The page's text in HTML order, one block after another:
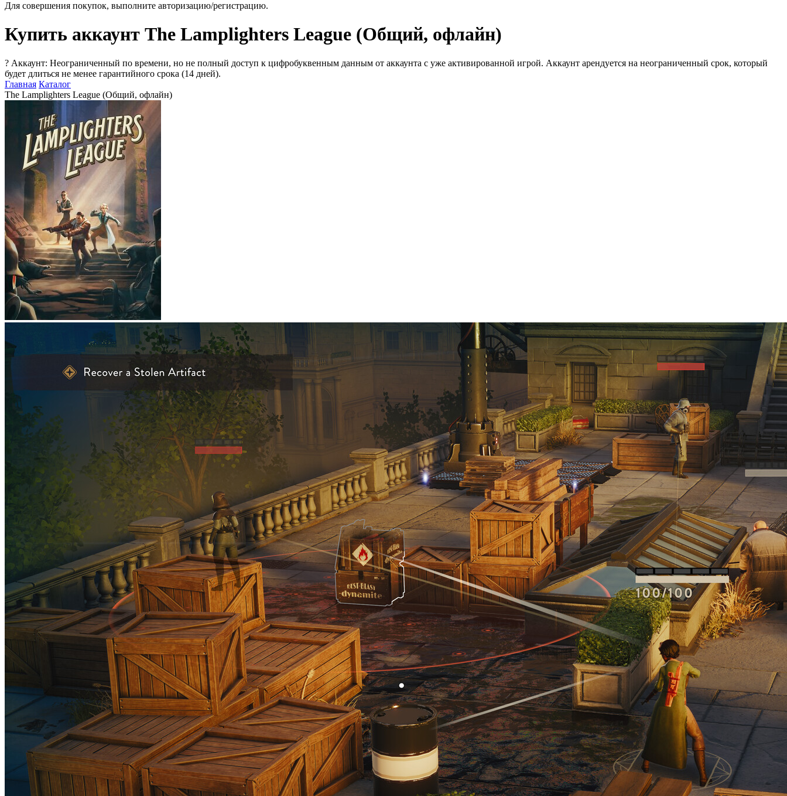
Для совершения покупок, выполните авторизацию/регистрацию.
Купить аккаунт The Lamplighters League (Общий, офлайн)
? Аккаунт: Неограниченный по времени, но не полный доступ к цифробуквенным данным от аккаунта с уже активированной игрой. Аккаунт арендуется на неограниченный срок, который
будет длиться не менее гарантийного срока (14 дней).
Главная Каталог
The Lamplighters League (Общий, офлайн)